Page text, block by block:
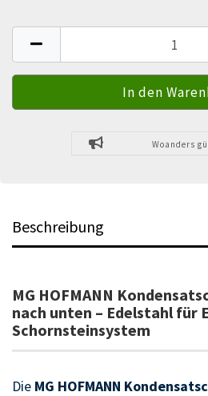
Woanders
Beschreibung
MG HOFMANN
nach unten – Edelstahl für
Schornsteinsystem
Die MG HOFMANN